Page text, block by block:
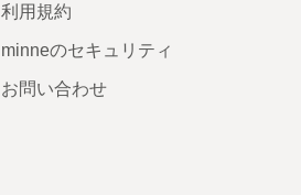
利用規約
minneのセキュリティ
お問い合わせ